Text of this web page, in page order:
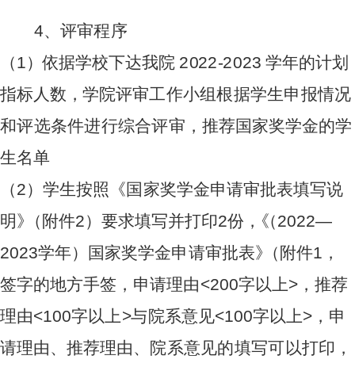
4、评审程序
（1） 依据学校下达我院 2022-2023 学年的计划
指标人数 ， 学院评审工作小组根据学生申报情况
和评选条件进行综合评审，推荐国家奖学金的学
生名单
（2）学生按照《国 家奖学金申请审批表填写说
明》 （ 附件2） 要求填写并打印2份 ，《 （2022—
2023学年） 国家奖学金申请审批表》 （ 附件1 ，
签字的地方手签， 申请理由<200字以上> ，推荐
理由<100字以上>与院系意见<100字以上> ， 申
请理由、推荐理由、 院系意见的填写可以打印，